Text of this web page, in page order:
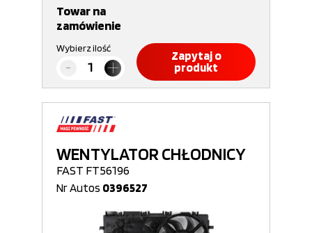
Towar na
zamówienie
Wybierz ilość
Zapytaj o
produkt
WENTYLATOR CHŁODNICY
FAST FT56196
Nr Autos 0396527